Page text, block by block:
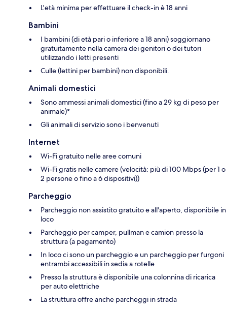
L'età minima per effettuare il check-in è 18 anni
Bambini
I bambini (di età pari o inferiore a 18 anni) soggiornano
gratuitamente nella camera dei genitori o dei tutori
utilizzando i letti presenti
Culle (lettini per bambini) non disponibili.
Animali domestici
Sono ammessi animali domestici (fino a 29 kg di peso per
animale)*
Gli animali di servizio sono i benvenuti
Internet
Wi-Fi gratuito nelle aree comuni
Wi-Fi gratis nelle camere (velocità: più di 100 Mbps (per 1 o
2 persone o fino a 6 dispositivi))
Parcheggio
Parcheggio non assistito gratuito e all'aperto, disponibile in
loco
Parcheggio per camper, pullman e camion presso la
struttura (a pagamento)
In loco ci sono un parcheggio e un parcheggio per furgoni
entrambi accessibili in sedia a rotelle
Presso la struttura è disponibile una colonnina di ricarica
per auto elettriche
La struttura offre anche parcheggi in strada